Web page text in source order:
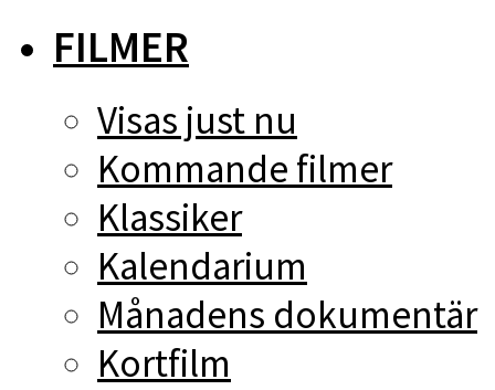
FILMER
Visas just nu
Kommande filmer
Klassiker
Kalendarium
Månadens dokumentär
Kortfilm